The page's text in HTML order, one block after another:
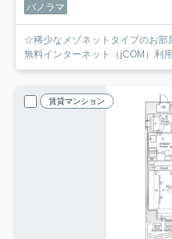
パノラマ
☆稀少なメゾネットタイプのお
無料インターネット（jCOM）利
賃貸マンション